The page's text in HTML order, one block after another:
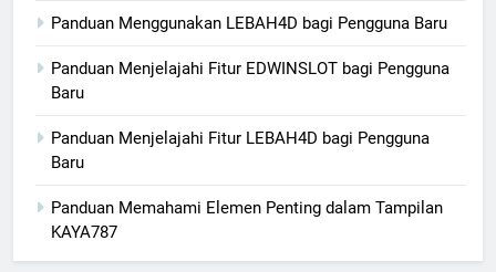
Panduan Menggunakan LEBAH4D bagi Pengguna Baru
Panduan Menjelajahi Fitur EDWINSLOT bagi Pengguna
Baru
Panduan Menjelajahi Fitur LEBAH4D bagi Pengguna
Baru
Panduan Memahami Elemen Penting dalam Tampilan
KAYA787